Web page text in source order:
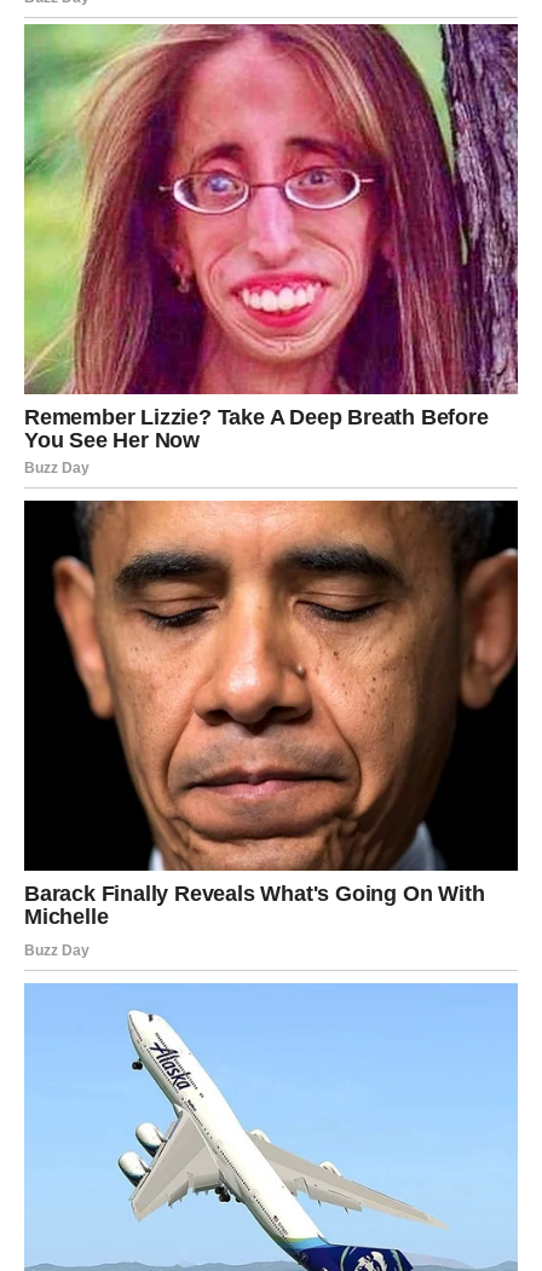
VODOLIJA
Narednih deset dana donosi vam odgovor koji dugo
tražite.
Situacija koja vas je godinama držala u neizvjesnosti
konačno postaje jasna.
Poruka zvijezda
Ne ignorišite znakove koji dolaze.
Sudbina vam otkriva istinu
Pred vama su posebni trenuci.
RIBE
Intuicija vas vodi prema pravim ljudima i odlukama.
Jedna želja postaje mnogo bliža ostvarenju.
Poruka zvijezda
Vjerujte svom unutrašnjem osjećaju.
Duša vam pokazuje pravi put
Narednih deset dana donosi događaje koji mogu ostaviti
snažan trag na ostatak godine. Zvijezde pokazuju da se
otvaraju vrata ljubavi, uspjeha i važnih odgovora, a mnogi
znakovi konačno izlaze iz perioda čekanja i neizvjesnosti.
Najviše razloga za optimizam imajuVage, Vodolije i
, ali i ostali znakovi mogu očekivati trenutke koji
će ih podsjetiti da se velike promjene često događaju
onda kada ih najmanje očekujemo.